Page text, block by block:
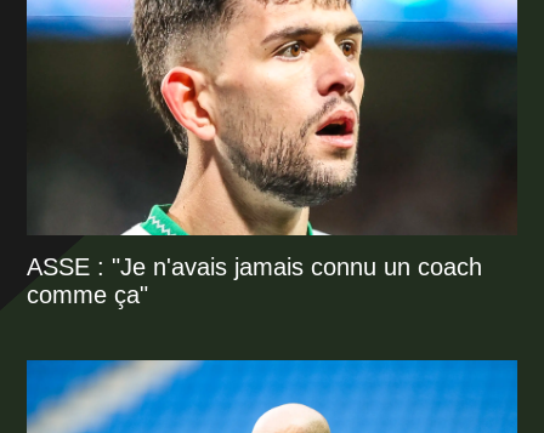
ASSE : "Je n'avais jamais connu un coach
comme ça"